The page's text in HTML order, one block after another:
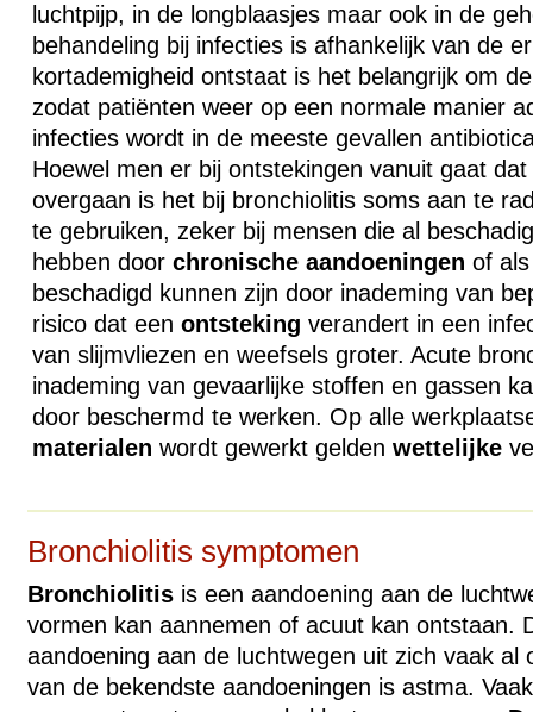
luchtpijp, in de longblaasjes maar ook in de
behandeling bij infecties is afhankelijk van de
kortademigheid ontstaat is het belangrijk om
zodat patiënten weer op een normale manier
infecties wordt in de meeste gevallen
Hoewel men er bij ontstekingen vanuit gaat
overgaan is het bij bronchiolitis soms aan te
te gebruiken, zeker bij mensen die al
hebben door chronische aandoeningen of
beschadigd kunnen zijn door inademing van
risico dat een ontsteking verandert in een
van slijmvliezen en weefsels groter. Acute
inademing van gevaarlijke stoffen en gassen
door beschermd te werken. Op alle
materialen wordt gewerkt gelden wettelijke
Bronchiolitis symptomen
Bronchiolitisis een aandoening aan de
vormen kan aannemen of acuut kan ontstaan.
aandoening aan de luchtwegen uit zich vaak al
van de bekendste aandoeningen is astma.